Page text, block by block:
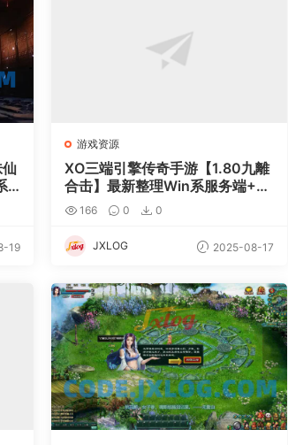
19
游戏资源
XO三端引擎传奇手游【1.80九離
合击】最新整理Win系服务端+P
C安卓苹果三端+加密工具+详细
搭建教程
166 0 0
JXLOG 2025-08-17